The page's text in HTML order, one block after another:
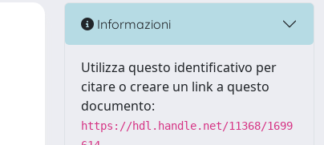
Informazioni
Utilizza questo identificativo per
citare o creare un link a questo
documento:
https://hdl.handle.net/11368/1699